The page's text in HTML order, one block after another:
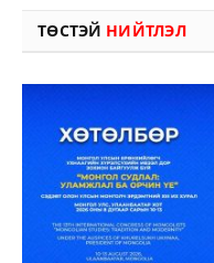
ТӨСТЭЙ НИЙТЛЭЛ